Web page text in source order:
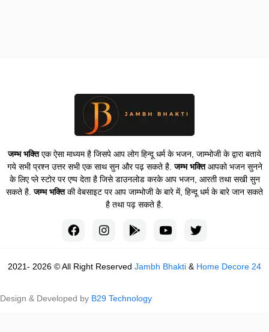
जम्भ भक्तिएक ऐसा माध्यम है जिसपे आप लोग हिन्दू धर्म के भजन, जाम्भोजी के द्वारा बताये
गये सभी प्रश्न उत्तर सभी एक साथ सुन और पढ़ सकते है.जम्भ भक्तिआपको भजन सुनने
के लिए प्ले स्टोर पर एप्प देता है जिसे डाउनलोड करके आप भजन, आरती तथा सखी सुन
सकते है.जम्भ भक्तिकी वेबसाइट पर आप जाम्भोजी के बारे में, हिन्दू धर्म के बारे जान सकते
है तथा पढ़ सकते है.
2021- 2026 © All Right Reserved Jambh Bhakti & Home Decore 24
Design & Developed by B29 Technology